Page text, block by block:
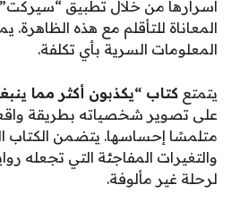
أسرارها من خلال تطبيق
المعاناة للتأقلم مع هذه
المعلومات السرية بأي تكلفة.
يتمتع كتاب “يكذبون أكثر مما
على تصوير شخصياته بطريقة
متلمسًا إحساسها. يتضمن الكتاب
والتغيرات المفاجئة التي تجعله
لرحلة غير مألوفة.